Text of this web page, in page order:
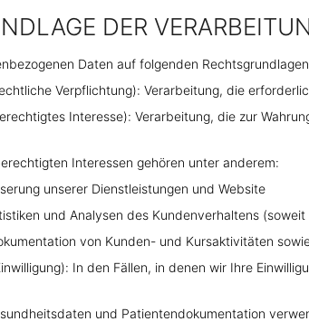
DER
Daten auf folgenden
Verpflichtung): Verarbeitung, die
Interesse): Verarbeitung, die zur
Interessen gehören unter anderem:
unserer Dienstleistungen und Website
und Analysen des Kundenverhaltens (soweit
von Kunden- und Kursaktivitäten sowie
In den Fällen, in denen wir Ihre
und Patientendokumentation